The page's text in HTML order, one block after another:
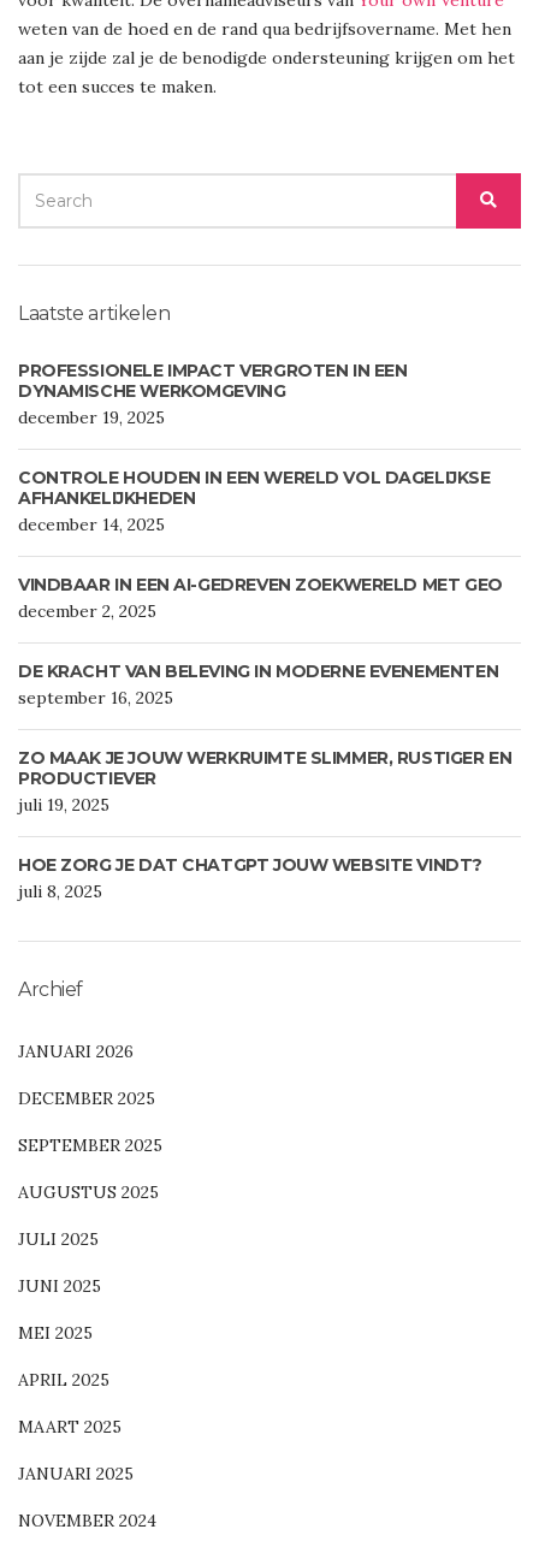
weten van de hoed en de rand qua bedrijfsovername. Met hen
aan je zijde zal je de benodigde ondersteuning krijgen om het
tot een succes te maken.
SEARCH
FOR:
Laatste artikelen
PROFESSIONELE IMPACT VERGROTEN IN EEN
DYNAMISCHE WERKOMGEVING
december 19, 2025
CONTROLE HOUDEN IN EEN WERELD VOL DAGELIJKSE
AFHANKELIJKHEDEN
december 14, 2025
VINDBAAR IN EEN AI-GEDREVEN ZOEKWERELD MET GEO
december 2, 2025
DE KRACHT VAN BELEVING IN MODERNE EVENEMENTEN
september 16, 2025
ZO MAAK JE JOUW WERKRUIMTE SLIMMER, RUSTIGER EN
PRODUCTIEVER
juli 19, 2025
HOE ZORG JE DAT CHATGPT JOUW WEBSITE VINDT?
juli 8, 2025
Archief
JANUARI 2026
DECEMBER 2025
SEPTEMBER 2025
AUGUSTUS 2025
JULI 2025
JUNI 2025
MEI 2025
APRIL 2025
MAART 2025
JANUARI 2025
NOVEMBER 2024